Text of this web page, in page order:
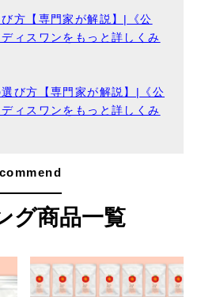
方【専門家が解説】|《公
ィスワンをもっと詳しくみ
び方【専門家が解説】|《公
ィスワンをもっと詳しくみ
グ商品一覧